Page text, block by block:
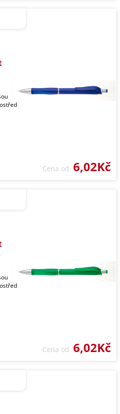
Cena od 6,02Kč
Cena od 6,02Kč